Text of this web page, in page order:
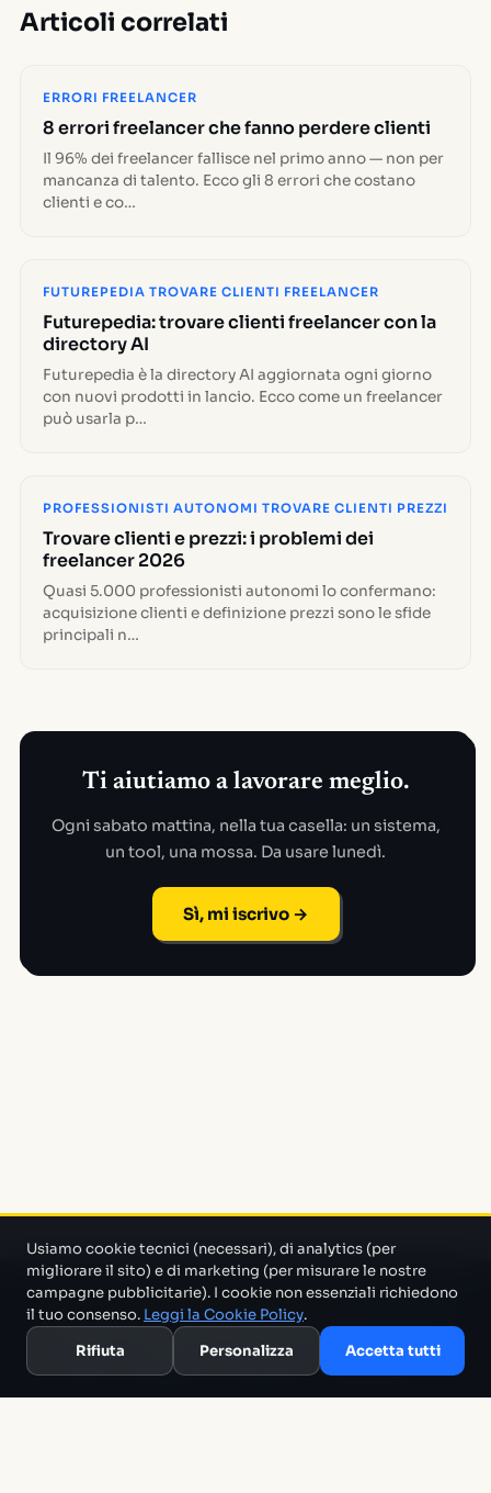
Articoli correlati
ERRORI FREELANCER
8 errori freelancer che fanno perdere clienti
Il 96% dei freelancer fallisce nel primo anno — non per
mancanza di talento. Ecco gli 8 errori che costano
clienti e co…
FUTUREPEDIA TROVARE CLIENTI FREELANCER
Futurepedia: trovare clienti freelancer con la
directory AI
Futurepedia è la directory AI aggiornata ogni giorno
con nuovi prodotti in lancio. Ecco come un freelancer
può usarla p…
PROFESSIONISTI AUTONOMI TROVARE CLIENTI PREZZI
Trovare clienti e prezzi: i problemi dei
freelancer 2026
Quasi 5.000 professionisti autonomi lo confermano:
acquisizione clienti e definizione prezzi sono le sfide
principali n…
Ti aiutiamo a lavorare meglio.
Ogni sabato mattina, nella tua casella: un sistema,
un tool, una mossa. Da usare lunedì.
Sì, mi iscrivo →
Un progetto di Marco Monty Montemagno
che cerca in mezzo al casino e ti porta solo quello che serve.
Glossario
Usiamo cookie tecnici (necessari), di analytics (per
migliorare il sito) e di marketing (per misurare le nostre
campagne pubblicitarie). I cookie non essenziali richiedono
il tuo consenso. Leggi la Cookie Policy.
Rifiuta
Personalizza Accetta tutti